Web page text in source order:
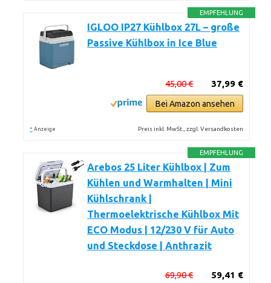
EMPFEHLUNG
IGLOO IP27 Kühlbox 27L – große
Passive Kühlbox in Ice Blue
37,99 €
45,00 €
Bei Amazon ansehen
* Anzeige Preis inkl. MwSt., zzgl. Versandkosten
EMPFEHLUNG
Arebos 25 Liter Kühlbox | Zum
Kühlen und Warmhalten | Mini
Kühlschrank |
Thermoelektrische Kühlbox Mit
ECO Modus | 12/230 V für Auto
und Steckdose | Anthrazit
59,41 €
69,90 €